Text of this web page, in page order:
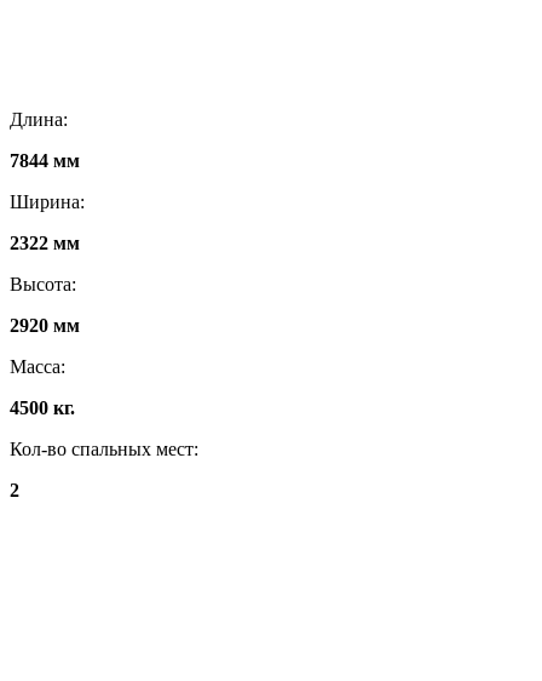
Длина:
7844 мм
Ширина:
2322 мм
Высота:
2920 мм
Масса:
4500 кг.
Кол-во спальных мест:
2